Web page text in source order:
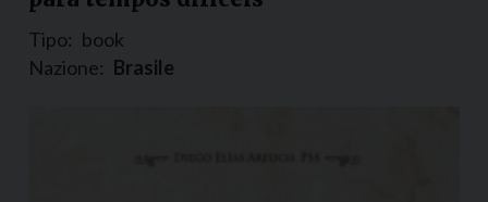
Tipo: book
Nazione: Brasile